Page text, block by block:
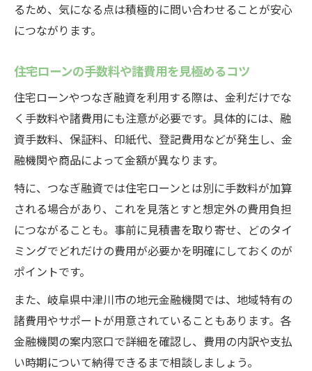
るため、気になる点は積極的に問い合わせることが安心
につながります。
住宅ローンの手数料や諸費用を見極めるコツ
住宅ローンやつなぎ融資を利用する際は、金利だけでな
く手数料や諸費用にも注意が必要です。具体的には、融
資手数料、保証料、印紙代、登記費用などが発生し、金
融機関や商品によって金額が異なります。
特に、つなぎ融資では住宅ローンとは別に手数料が加算
される場合があり、これを見落とすと想定外の費用負担
につながることも。事前に見積書を取り寄せ、どのタイ
ミングでどれだけの費用が必要かを明確にしておくのが
ポイントです。
また、岐阜県中津川市の地元金融機関では、地域特有の
諸費用やサポートが用意されていることもあります。各
金融機関の案内窓口で詳細を確認し、費用の内訳や支払
い時期について納得できるまで相談しましょう。